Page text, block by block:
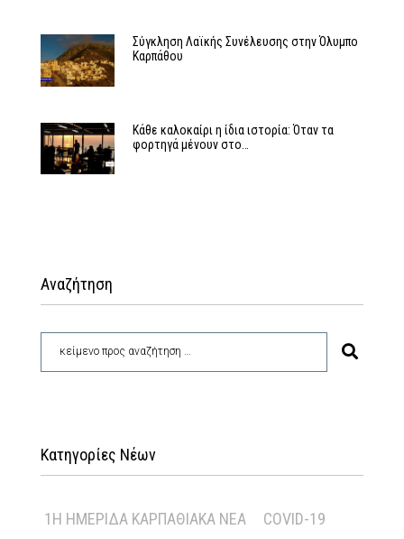
Σύγκληση Λαϊκής Συνέλευσης στην Όλυμπο
Καρπάθου
Κάθε καλοκαίρι η ίδια ιστορία: Όταν τα
φορτηγά μένουν στο…
Αναζήτηση
Κατηγορίες Νέων
1Η ΗΜΕΡΊΔΑ ΚΑΡΠΑΘΙΑΚΆ ΝΈΑ
COVID-19